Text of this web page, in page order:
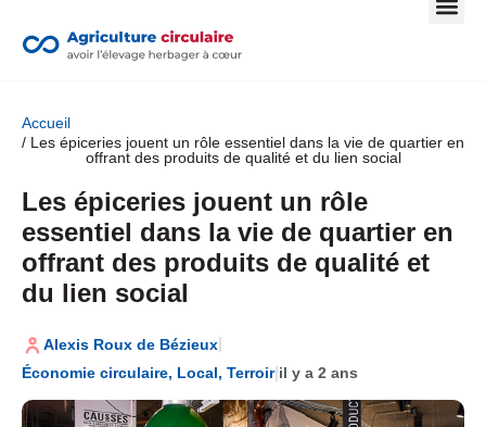
Accueil
/ Les épiceries jouent un rôle essentiel dans la vie de quartier en
offrant des produits de qualité et du lien social
Les épiceries jouent un rôle
essentiel dans la vie de quartier en
offrant des produits de qualité et
du lien social
Alexis Roux de Bézieux|
Économie circulaire, Local, Terroir|il y a 2 ans